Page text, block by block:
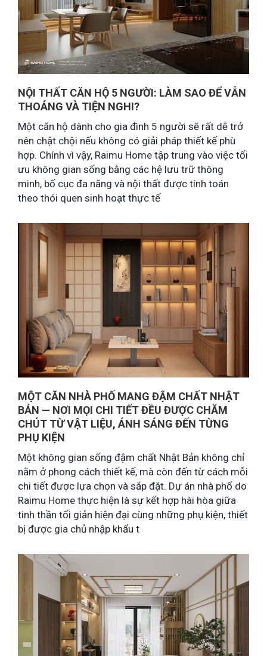
NỘI THẤT CĂN HỘ 5 NGƯỜI: LÀM SAO ĐỂ VẪN
THOÁNG VÀ TIỆN NGHI?
Một căn hộ dành cho gia đình 5 người sẽ rất dễ trở
nên chật chội nếu không có giải pháp thiết kế phù
hợp. Chính vì vậy, Raimu Home tập trung vào việc tối
ưu không gian sống bằng các hệ lưu trữ thông
minh, bố cục đa năng và nội thất được tính toán
theo thói quen sinh hoạt thực tế
MỘT CĂN NHÀ PHỐ MANG ĐẬM CHẤT NHẬT
BẢN — NƠI MỌI CHI TIẾT ĐỀU ĐƯỢC CHĂM
CHÚT TỪ VẬT LIỆU, ÁNH SÁNG ĐẾN TỪNG
PHỤ KIỆN
Một không gian sống đậm chất Nhật Bản không chỉ
nằm ở phong cách thiết kế, mà còn đến từ cách mỗi
chi tiết được lựa chọn và sắp đặt. Dự án nhà phố do
Raimu Home thực hiện là sự kết hợp hài hòa giữa
tinh thần tối giản hiện đại cùng những phụ kiện, thiết
bị được gia chủ nhập khẩu t